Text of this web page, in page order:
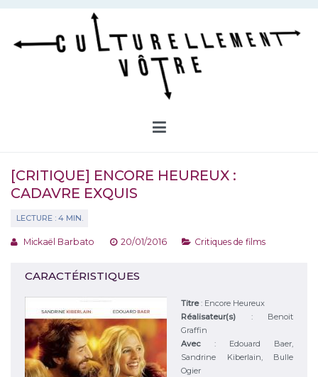
Aller
contenu
[CRITIQUE] ENCORE HEUREUX :
CADAVRE EXQUIS
Mickaël Barbato 20/01/2016 Critiques de films
CARACTÉRISTIQUES
Titre: Encore Heureux
Réalisateur(s) : Benoit
Graffin
Avec : Edouard Baer,
Sandrine Kiberlain, Bulle
Ogier